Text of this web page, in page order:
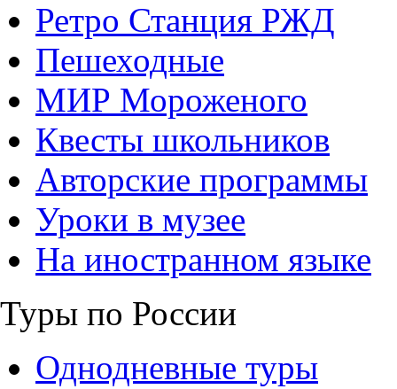
Ретро Станция РЖД
Пешеходные
МИР Мороженого
Квесты школьников
Авторские программы
Уроки в музее
На иностранном языке
Туры по России
Однодневные туры